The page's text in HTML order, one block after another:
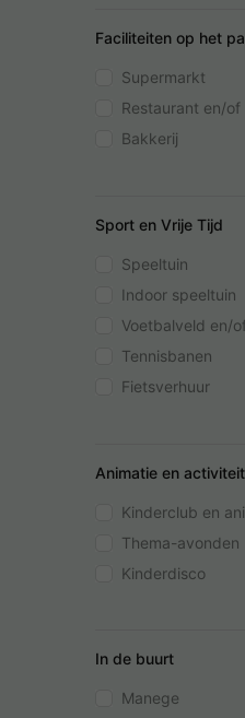
Faciliteiten op het
Supermarkt
Restaurant en/
Bakkerij
Sport en Vrije Tijd
Speeltuin
Indoor speeltuin
Voetbalveld en/
Tennisbanen
Fietsverhuur
Animatie en
Kinderclub en
Thema-avonden
Kinderdisco
In de buurt
Manege